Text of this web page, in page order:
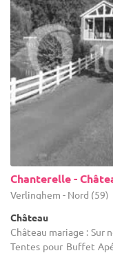
Chanterelle -
Verlinghem - Nord (59)
Château
Château mariage : Sur
Tentes pour Buffet